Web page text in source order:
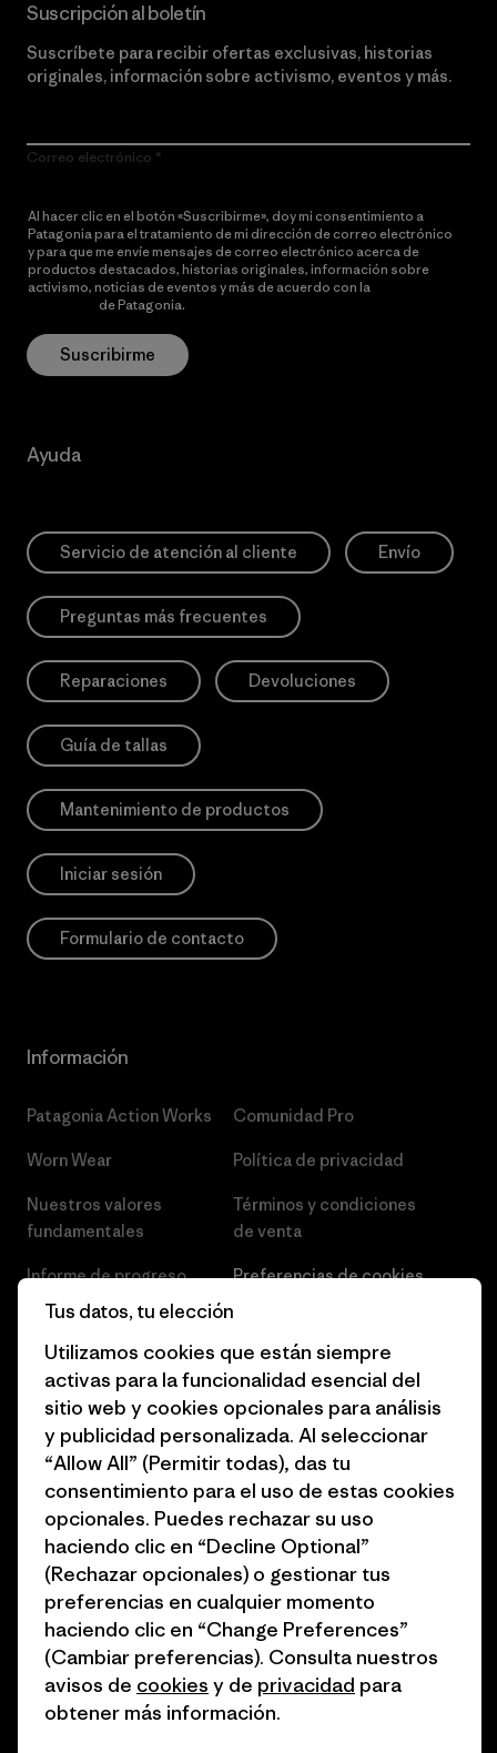
Suscripción al boletín
Suscríbete para recibir ofertas exclusivas, historias
originales, información sobre activismo, eventos y más.
Correo electrónico
Al hacer clic en el botón «Suscribirme», doy mi consentimiento a
Patagonia para el tratamiento de mi dirección de correo electrónico
y para que me envíe mensajes de correo electrónico acerca de
productos destacados, historias originales, información sobre
activismo, noticias de eventos y más de acuerdo con la
de Patagonia.
Suscribirme
Ayuda
Servicio de atención al cliente Envío
Preguntas más frecuentes
Reparaciones Devoluciones
Guía de tallas
Mantenimiento de productos
Iniciar sesión
Formulario de contacto
Información
Patagonia Action Works
Worn Wear
Nuestros valores
fundamentales
Informe de progreso
Business Unusual
Objetivos climáticos
1% for the Planet
Cómo financiamos
Tarjetas regalo
Encuentra una tienda
Comunidad Pro
Política de privacidad
Términos y condiciones
de venta
Preferencias de cookies
Empleo
Prensa
Programa para profesionales
del sector
Programa de afiliados
Mapa del sitio Patagonia
España
© 2026 Patagonia, Inc. Todos los derechos reservados.
Tus datos, tu elección
Utilizamos cookies que están siempre
activas para la funcionalidad esencial del
sitio web y cookies opcionales para análisis
y publicidad personalizada. Al seleccionar
“Allow All” (Permitir todas), das tu
consentimiento para el uso de estas cookies
opcionales. Puedes rechazar su uso
haciendo clic en “Decline Optional”
(Rechazar opcionales) o gestionar tus
preferencias en cualquier momento
haciendo clic en “Change Preferences”
(Cambiar preferencias). Consulta nuestros
avisos de cookies y de privacidad para
obtener más información.